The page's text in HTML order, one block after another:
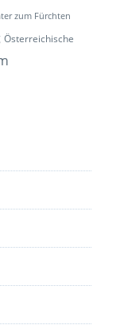
zum Fürchten
Österreichische